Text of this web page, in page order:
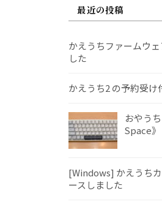
最近の投稿
かえうちファームウ
した
かえうち2 の予約受
おやう
Space》
[Windows] かえうち
ースしました